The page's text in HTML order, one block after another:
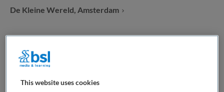
De Kleine Wereld, Amsterdam
Kinderopvang
This website uses cookies